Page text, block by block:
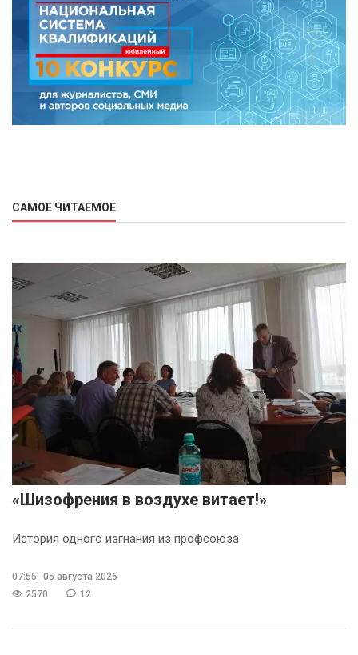
САМОЕ ЧИТАЕМОЕ
«Шизофрения в воздухе витает!»
История одного изгнания из профсоюза
07:55
05 августа 2026
2570
12